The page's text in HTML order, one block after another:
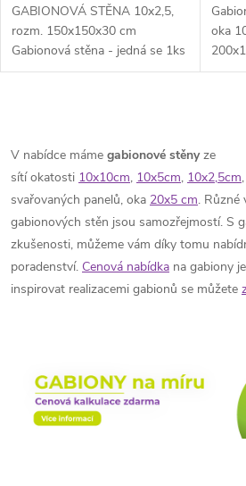
u
ů
d
u
t
ů
GABIONOVÁ STĚNA 10x2,5,
rozm. 150x150x30 cm
Gabionová stěna - jedná se 1ks
kompletní gabionové stěny
oka
stěna
v
l
á
d
a
V nabídce máme gabionové stěnyze
sítíokatosti 10x10cm, 10x5cm, 10x2,5cm,
svařovaných panelů, oka 20x5 cm. Různé
gabionových stěn jsou samozřejmostí. S
zkušenosti, můžeme vám díky tomu
poradenství. Cenová nabídka na gabiony
inspirovat realizacemi gabionů se můžete